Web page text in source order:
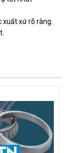
xứ rõ ràng.